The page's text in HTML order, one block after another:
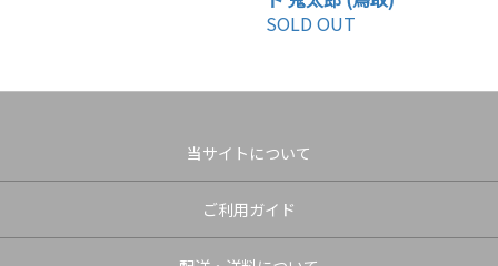
SOLD OUT
当サイトについて
ご利用ガイド